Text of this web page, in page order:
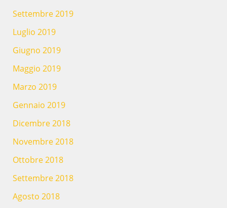
Settembre 2019
Luglio 2019
Giugno 2019
Maggio 2019
Marzo 2019
Gennaio 2019
Dicembre 2018
Novembre 2018
Ottobre 2018
Settembre 2018
Agosto 2018